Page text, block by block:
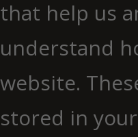
that help us
understand
website.
stored in